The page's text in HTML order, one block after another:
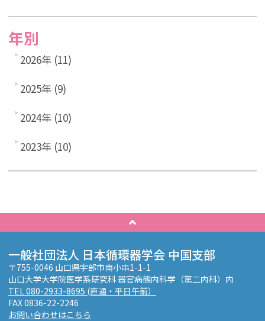
年別
2026年 (11)
2025年 (9)
2024年 (10)
2023年 (10)
一般社団法人 日本循環器学会 中国支部
〒755-0046 山口県宇部市南小串1-1-1
山口大学大学院医学系研究科 器官病態内科学（第二内科）内
TEL 080-2933-8695 (直通・平日午前）
FAX 0836-22-2246
お問い合わせはこちら